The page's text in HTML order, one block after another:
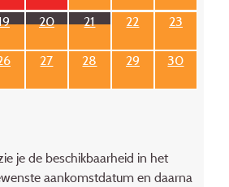
20 21 22 23
27 28 29 30
je de beschikbaarheid in het
aankomstdatum en daarna